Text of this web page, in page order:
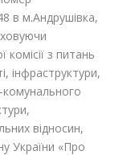
в м.Андрушівка,
комісії з питань
інфраструктури,
відносин,
України «Про